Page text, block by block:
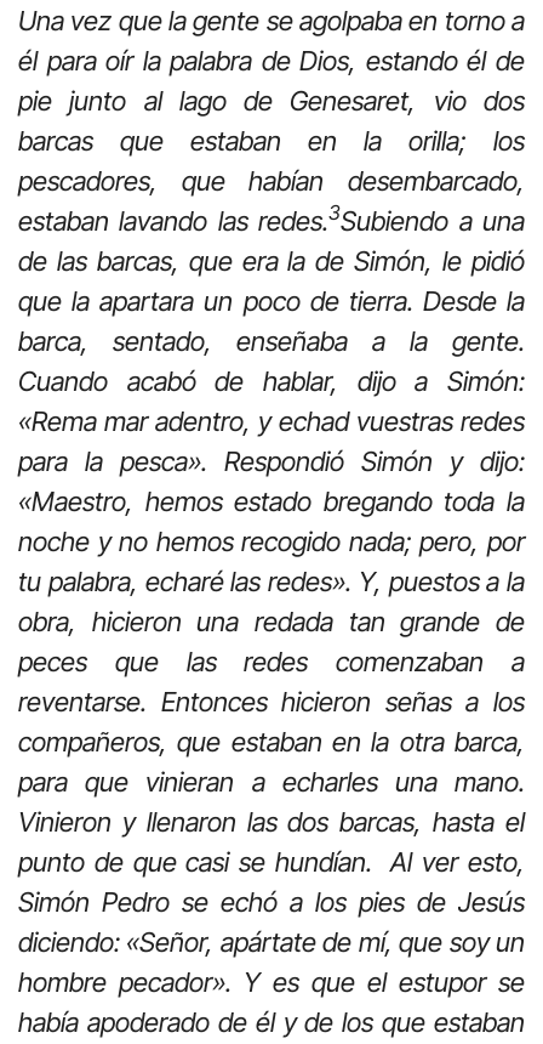
Una vez que la gente se agolpaba en torno a
él para oír la palabra de Dios, estando él de
pie junto al lago de Genesaret, vio dos
barcas que estaban en la orilla; los
pescadores, que habían desembarcado,
estaban lavando las redes.3Subiendo a una
de las barcas, que era la de Simón, le pidió
que la apartara un poco de tierra. Desde la
barca, sentado, enseñaba a la gente.
Cuando acabó de hablar, dijo a Simón:
«Rema mar adentro, y echad vuestras redes
para la pesca». Respondió Simón y dijo:
«Maestro, hemos estado bregando toda la
noche y no hemos recogido nada; pero, por
tu palabra, echaré las redes». Y, puestos a la
obra, hicieron una redada tan grande de
peces que las redes comenzaban a
reventarse. Entonces hicieron señas a los
compañeros, que estaban en la otra barca,
para que vinieran a echarles una mano.
Vinieron y llenaron las dos barcas, hasta el
punto de que casi se hundían. Al ver esto,
Simón Pedro se echó a los pies de Jesús
diciendo: «Señor, apártate de mí, que soy un
hombre pecador». Y es que el estupor se
había apoderado de él y de los que estaban